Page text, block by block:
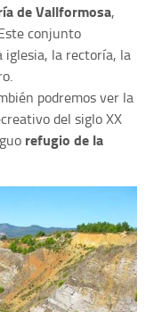
de Vallformosa,
conjunto
iglesia, la rectoría, la
podremos ver la
del siglo XX
refugio de la